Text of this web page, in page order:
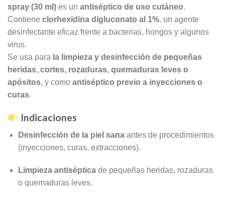
spray (30 ml) es un antiséptico de uso cutáneo.
Contiene clorhexidina digluconato al 1%, un agente
desinfectante eficaz frente a bacterias, hongos y algunos
virus.
Se usa para la limpieza y desinfección de pequeñas
heridas, cortes, rozaduras, quemaduras leves o
apósitos, y como antiséptico previo a inyecciones o
curas.
Indicaciones
Desinfección de la piel sanaantes de procedimientos
(inyecciones, curas, extracciones).
Limpieza antisépticade pequeñas heridas, rozaduras
o quemaduras leves.